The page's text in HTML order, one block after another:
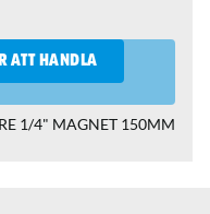
ATT HANDLA
1/4" MAGNET 150MM